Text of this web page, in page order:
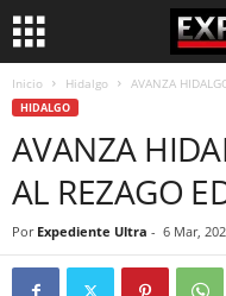
Inicio Hidalgo AVANZA
HIDALGO
AVANZA
AL REZAGO
Por Expediente Ultra - 6 Mar,